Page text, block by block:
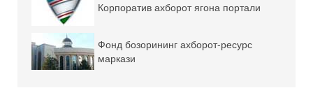
Корпоратив ахборот ягона портали
Фонд бозорининг ахборот-ресурс
маркази